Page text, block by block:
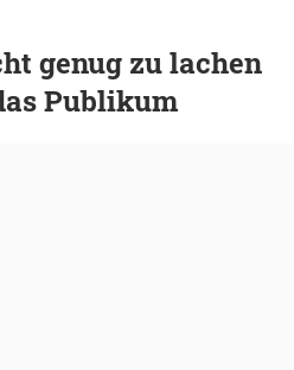
genug zu lachen
Publikum